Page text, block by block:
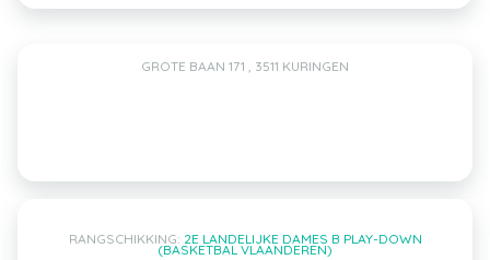
GROTE BAAN 171 , 3511 KURINGEN
RANGSCHIKKING: 2E LANDELIJKE DAMES B PLAY-DOWN
(BASKETBAL VLAANDEREN)